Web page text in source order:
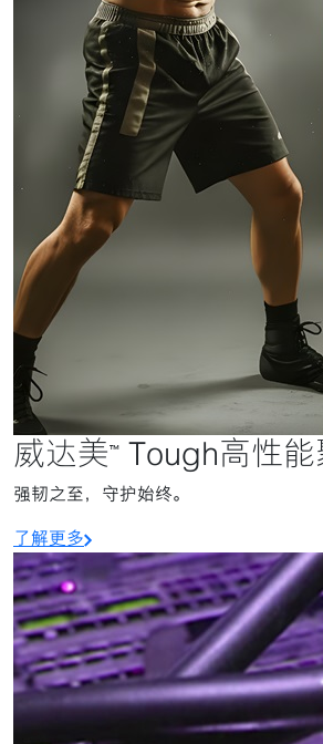
威达美™ Tough高性
强韧之至，守护始终。
了解更多